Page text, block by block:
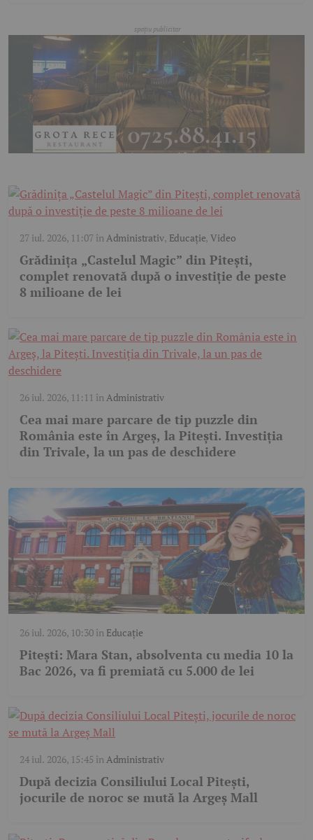
27 iul. 2026, 11:07înAdministrativ, Educație,Video
Grădinița „Castelul Magic” din Pitești,
complet renovată după o investiție de peste
8 milioane de lei
26 iul. 2026, 11:11 înAdministrativ
Cea mai mare parcare de tip puzzle din
România este în Argeș, la Pitești. Investiția
din Trivale, la un pas de deschidere
26 iul. 2026, 10:30în Educație
Pitești: Mara Stan, absolventa cu media 10 la
Bac 2026, va fi premiată cu 5.000 de lei
24 iul. 2026, 15:45 înAdministrativ
După decizia Consiliului Local Pitești,
jocurile de noroc se mută la Argeș Mall